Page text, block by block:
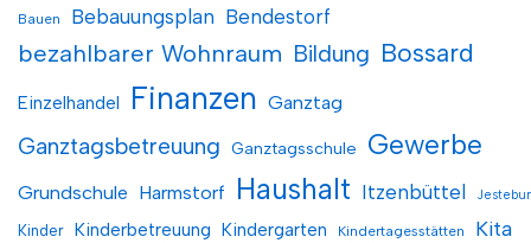
Bauen Bebauungsplan Bendestorf
bezahlbarer Wohnraum Bildung Bossard
Einzelhandel Finanzen Ganztag
Ganztagsbetreuung Ganztagsschule Gewerbe
Grundschule Harmstorf Haushalt Itzenbüttel
Kinder Kinderbetreuung Kindergarten Kindertagesstätten Kita